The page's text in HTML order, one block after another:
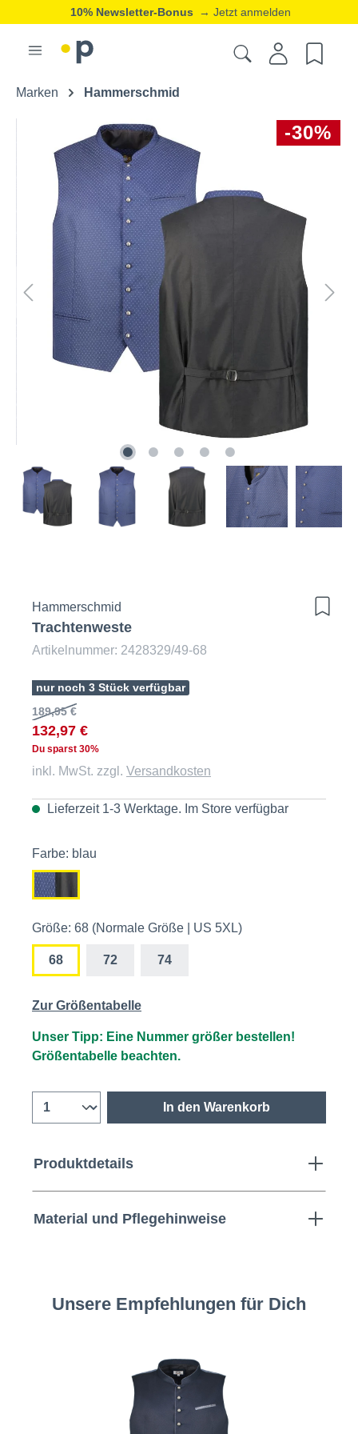
10% Newsletter-Bonus → Jetzt anmelden
Marken Hammerschmid
-30%
Hammerschmid
Trachtenweste
Artikelnummer: 2428329/49-68
nur noch 3 Stück verfügbar
189,95 €
132,97 €
Du sparst 30%
inkl. MwSt. zzgl. Versandkosten
Lieferzeit 1-3 Werktage. Im Store verfügbar
Farbe: blau
Größe: 68 (Normale Größe | US 5XL)
68 72 74
Zur Größentabelle
Unser Tipp: Eine Nummer größer bestellen!
Größentabelle beachten.
In den Warenkorb
Produktdetails
Material und Pflegehinweise
Unsere Empfehlungen für Dich